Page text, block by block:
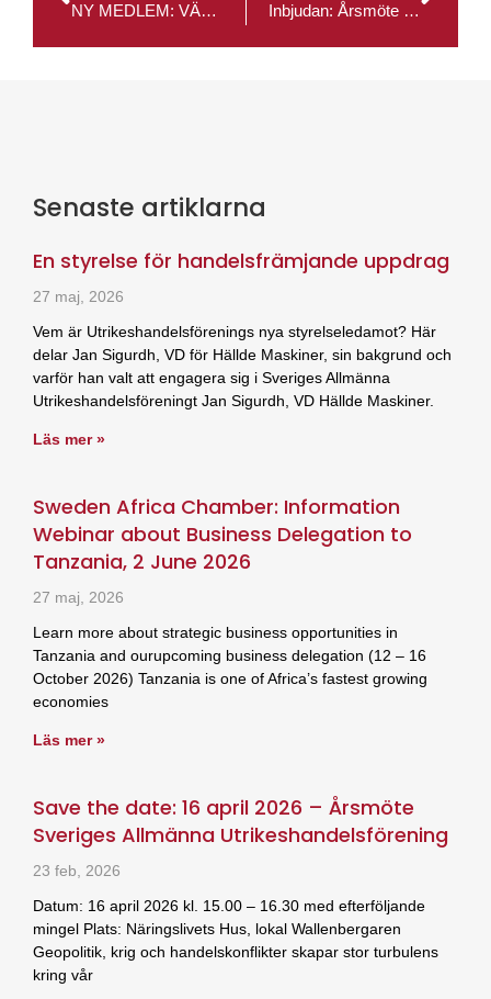
NY MEDLEM: VÄLKOMMEN SWEDEN-INDIA BUSINESS COUNCIL Inbjudan: Årsmöte i Sveriges Allmänna Utrikeshandelsförening
Senaste artiklarna
En styrelse för handelsfrämjande uppdrag
27 maj, 2026
Vem är Utrikeshandelsförenings nya styrelseledamot? Här
delar Jan Sigurdh, VD för Hällde Maskiner, sin bakgrund och
varför han valt att engagera sig i Sveriges Allmänna
Utrikeshandelsföreningt Jan Sigurdh, VD Hällde Maskiner.
Läs mer »
Sweden Africa Chamber: Information
Webinar about Business Delegation to
Tanzania, 2 June 2026
27 maj, 2026
Learn more about strategic business opportunities in
Tanzania and ourupcoming business delegation (12 – 16
October 2026) Tanzania is one of Africa’s fastest growing
economies
Läs mer »
Save the date: 16 april 2026 – Årsmöte
Sveriges Allmänna Utrikeshandelsförening
23 feb, 2026
Datum: 16 april 2026 kl. 15.00 – 16.30 med efterföljande
mingel Plats: Näringslivets Hus, lokal Wallenbergaren
Geopolitik, krig och handelskonflikter skapar stor turbulens
kring vår